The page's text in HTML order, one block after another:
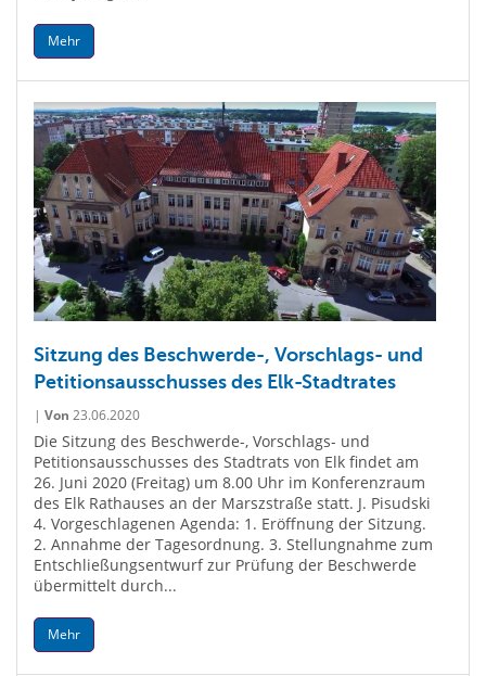
Mehr
Sitzung des Beschwerde-, Vorschlags- und
Petitionsausschusses des Elk-Stadtrates
| Von 23.06.2020
Die Sitzung des Beschwerde-, Vorschlags- und
Petitionsausschusses des Stadtrats von Elk findet am
26. Juni 2020 (Freitag) um 8.00 Uhr im Konferenzraum
des Elk Rathauses an der Marszstraße statt. J. Pisudski
4. Vorgeschlagenen Agenda: 1. Eröffnung der Sitzung.
2. Annahme der Tagesordnung. 3. Stellungnahme zum
Entschließungsentwurf zur Prüfung der Beschwerde
übermittelt durch...
Mehr